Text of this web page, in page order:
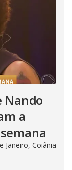
Nando
a
Janeiro, Goiânia